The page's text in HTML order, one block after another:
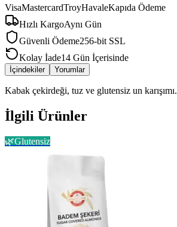
VisaMastercardTroyHavaleKapıda Ödeme
Hızlı KargoAynı Gün
Güvenli Ödeme256-bit SSL
Kolay İade14 Gün İçerisinde
İçindekiler Yorumlar
Kabak çekirdeği, tuz ve glutensiz un karışımı.
İlgili Ürünler
🌿Glutensiz